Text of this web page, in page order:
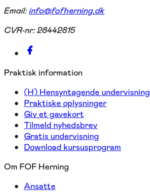
Email:info@fofherning.dk
CVR-nr:28442815
Praktisk information
(H) Hensyntagende undervisning
Praktiske oplysninger
Giv et gavekort
Tilmeld nyhedsbrev
Gratis undervisning
Download kursusprogram
Om FOF Herning
Ansatte